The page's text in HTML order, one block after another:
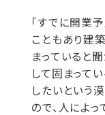
「すでに開業
こともあり建
まっていると
して固まって
したいという
ので、人によ